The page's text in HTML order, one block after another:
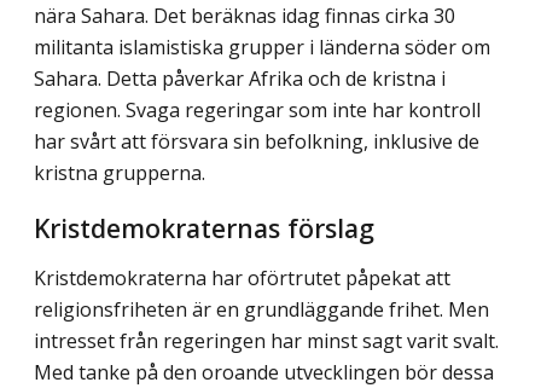
nära Sahara. Det beräknas idag finnas cirka 30
militanta islamistiska grupper i länderna söder om
Sahara. Detta påverkar Afrika och de kristna i
regionen. Svaga regeringar som inte har kontroll
har svårt att försvara sin befolkning, inklusive de
kristna grupperna.
Kristdemokraternas förslag
Kristdemokraterna har oförtrutet påpekat att
religionsfriheten är en grundläggande fri­het. Men
intresset från regeringen har minst sagt varit svalt.
Med tanke på den oroande utvecklingen bör dessa